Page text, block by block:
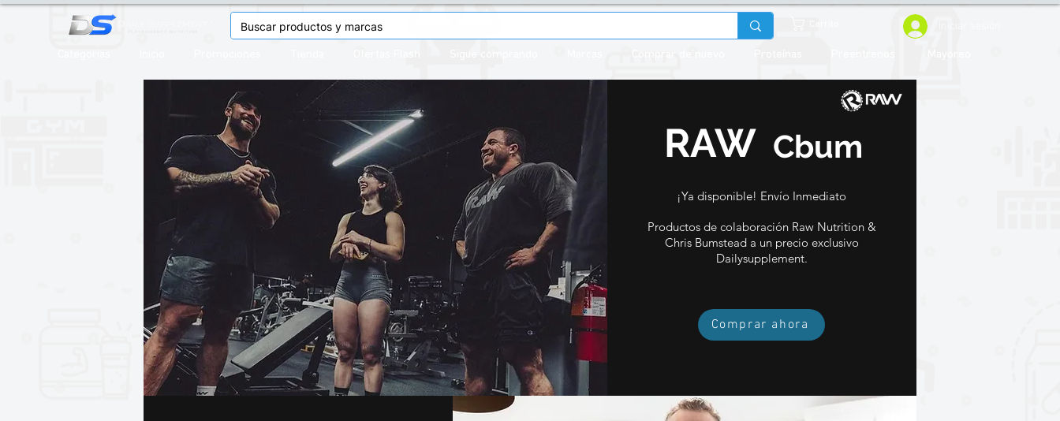
RAW Cbum
¡Ya disponible! Envío Inmediato
Productos de colaboración Raw Nutrition &
Chris Bumstead a un precio exclusivo
Dailysupplement.
Comprar ahora